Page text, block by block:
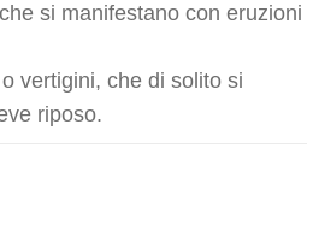
si manifestano con eruzioni
vertigini, che di solito si
riposo.